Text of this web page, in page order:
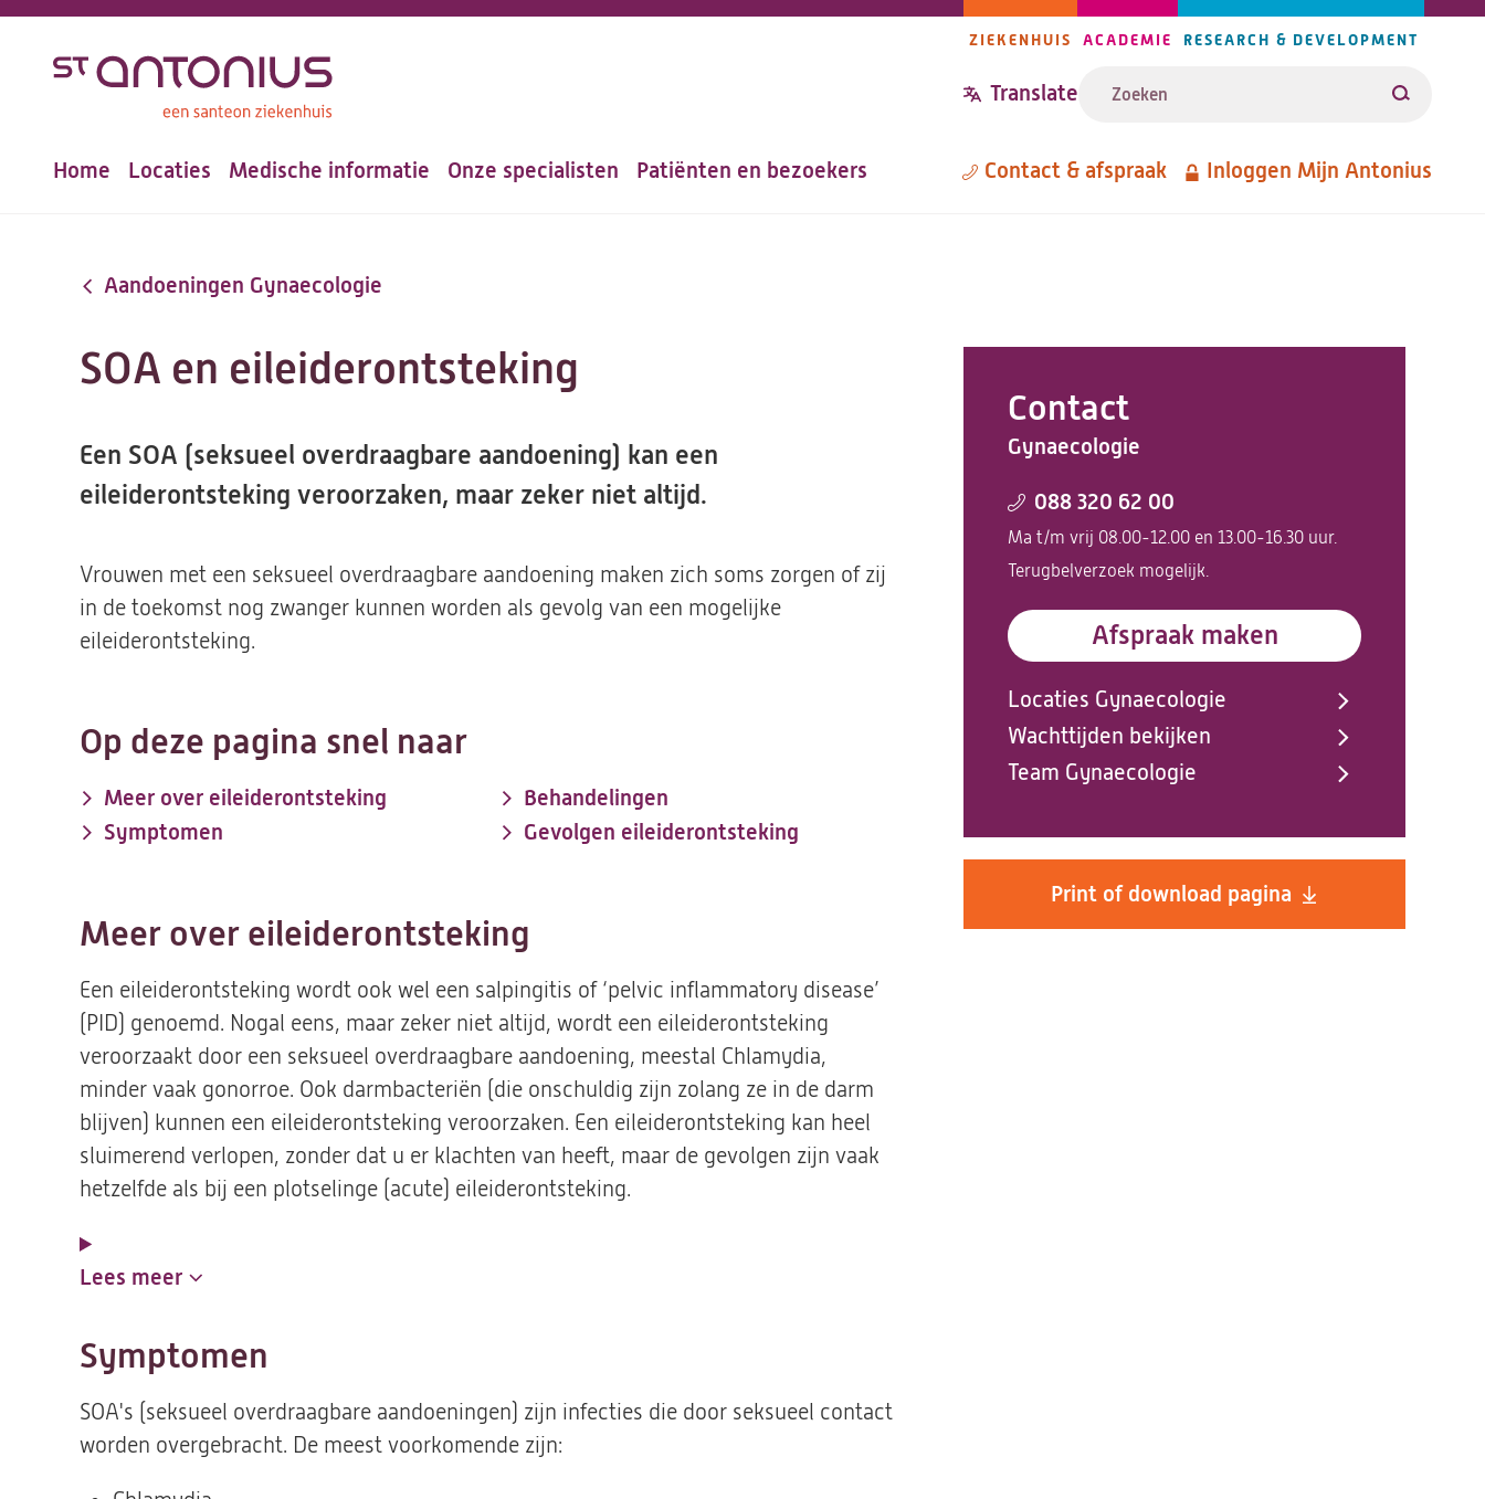
inhoud
navigatie
ZIEKENHUIS ACADEMIE RESEARCH & DEVELOPMENT
Translate Zoeken
Hoofdnavigatie
Home Locaties Medische informatie Onze specialisten Patiënten en bezoekers Metanavigatie
Contact & afspraak Inloggen Mijn Antonius
Aandoeningen Gynaecologie
SOA en eileiderontsteking
Contact
Gynaecologie
088 320 62 00
Ma t/m vrij 08.00-12.00 en 13.00-16.30 uur.
Terugbelverzoek mogelijk.
Afspraak maken
Locaties Gynaecologie
Wachttijden bekijken
Team Gynaecologie
Print of download pagina
Een SOA (seksueel overdraagbare aandoening) kan een
eileiderontsteking veroorzaken, maar zeker niet altijd.
Vrouwen met een seksueel overdraagbare aandoening maken zich soms zorgen of zij
in de toekomst nog zwanger kunnen worden als gevolg van een mogelijke
eileiderontsteking.
Op deze pagina snel naar
Meer over eileiderontsteking
Symptomen
Behandelingen
Gevolgen eileiderontsteking
Meer over eileiderontsteking
Een eileiderontsteking wordt ook wel een salpingitis of ‘pelvic inflammatory disease’
(PID) genoemd. Nogal eens, maar zeker niet altijd, wordt een eileiderontsteking
veroorzaakt door een seksueel overdraagbare aandoening, meestal Chlamydia,
minder vaak gonorroe. Ook darmbacteriën (die onschuldig zijn zolang ze in de darm
blijven) kunnen een eileiderontsteking veroorzaken. Een eileiderontsteking kan heel
sluimerend verlopen, zonder dat u er klachten van heeft, maar de gevolgen zijn vaak
hetzelfde als bij een plotselinge (acute) eileiderontsteking.
Lees meer
Symptomen
SOA's (seksueel overdraagbare aandoeningen) zijn infecties die door seksueel contact
worden overgebracht. De meest voorkomende zijn: